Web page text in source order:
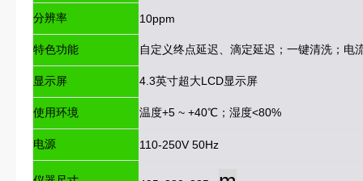
分辨率 10ppm
特色功能 自定义终点延迟、滴定延迟；一键清洗；电
显示屏 4.3英寸超大LCD显示屏
使用环境 温度+5 ~ +40℃；湿度<80%
电源 110-250V 50Hz